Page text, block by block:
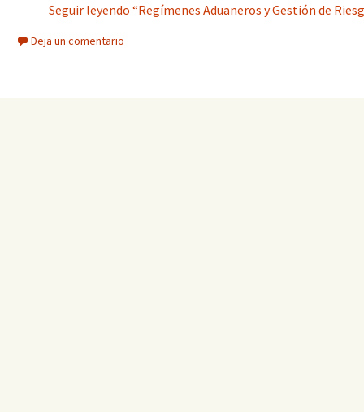
Seguir leyendo “Regímenes Aduaneros y Gestión de
Deja un comentario